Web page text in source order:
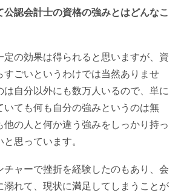
認会計士の資格の強みとはどんなこ
定の効果は得られると思いますが、資
すごいというわけでは当然ありませ
は自分以外にも数万人いるので、単に
いても何も自分の強みというのは無
他の人と何か違う強みをしっかり持っ
思っています。
チャーで挫折を経験したのもあり、会
溺れて、現状に満足してしまうことが